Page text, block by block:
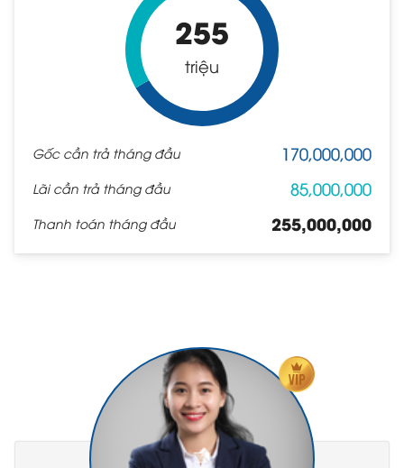
255
triệu
Gốc cần trả tháng đầu 170,000,000
Lãi cần trả tháng đầu 85,000,000
Thanh toán tháng đầu 255,000,000